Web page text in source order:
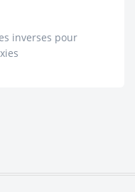
inverses pour